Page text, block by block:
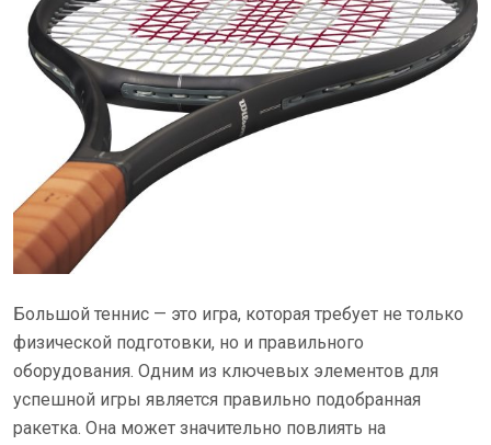
Большой теннис — это игра, которая требует не только
физической подготовки, но и правильного
оборудования. Одним из ключевых элементов для
успешной игры является правильно подобранная
ракетка. Она может значительно повлиять на